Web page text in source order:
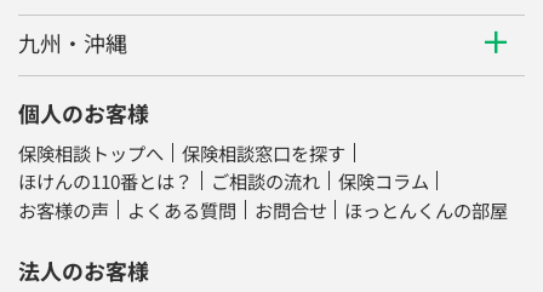
九州・沖縄
個人のお客様
保険相談トップへ
保険相談窓口を探す
ほけんの110番とは？
ご相談の流れ
保険コラム
お客様の声
よくある質問 お問合せ ほっとんくんの部屋
法人のお客様